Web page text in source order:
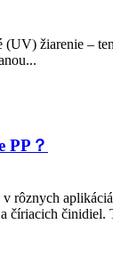
žiarenie –
PP？
činidiel.